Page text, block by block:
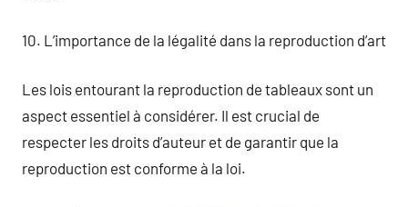
10. L’importance de la légalité dans la reproduction d’art
Les lois entourant la reproduction de tableaux sont un
aspect essentiel à considérer. Il est crucial de
respecter les droits d’auteur et de garantir que la
reproduction est conforme à la loi.